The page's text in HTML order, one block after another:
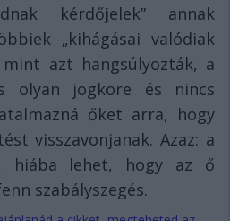
kérdőjelek” annak
„kihágásai valódiak
mint azt hangsúlyozták, a
olyan jogköre és nincs
őket arra, hogy
visszavonjanak. Azaz: a
hiába lehet, hogy az ő
szabályszegés.